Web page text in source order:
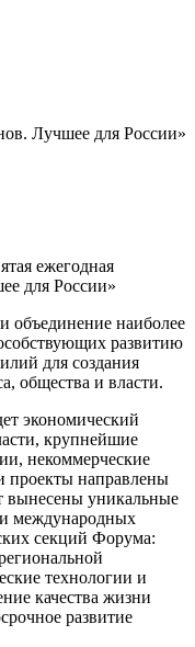
Лучшее для России»
ежегодная
для России»
объединение наиболее
развитию
для создания
общества и власти.
экономический
крупнейшие
некоммерческие
проекты направлены
вынесены уникальные
и международных
секций Форума:
технологии и
качества жизни
развитие